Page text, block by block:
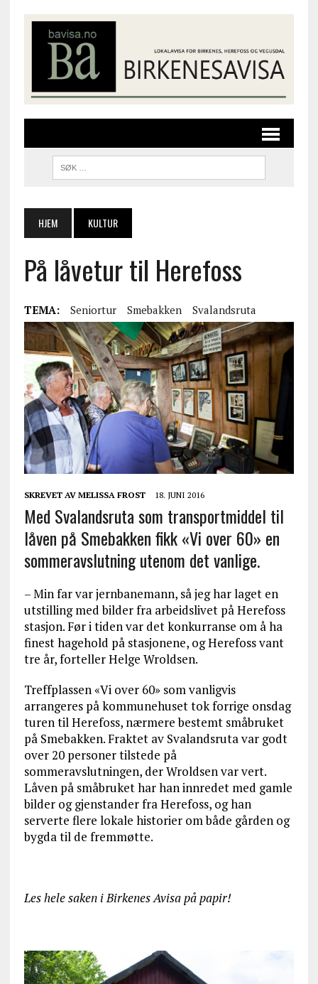
HJEM KULTUR
På låvetur til Herefoss
TEMA: Seniortur Smebakken Svalandsruta
SKREVET AV MELISSA FROST 18. JUNI 2016
Med Svalandsruta som transportmiddel til
låven på Smebakken fikk «Vi over 60» en
sommeravslutning utenom det vanlige.
– Min far var jernbanemann, så jeg har laget en
utstilling med bilder fra arbeidslivet på Herefoss
stasjon. Før i tiden var det konkurranse om å ha
finest hagehold på stasjonene, og Herefoss vant
tre år, forteller Helge Wroldsen.
Treffplassen «Vi over 60» som vanligvis
arrangeres på kommunehuset tok forrige onsdag
turen til Herefoss, nærmere bestemt småbruket
på Smebakken. Fraktet av Svalandsruta var godt
over 20 personer tilstede på
sommeravslutningen, der Wroldsen var vert.
Låven på småbruket har han innredet med gamle
bilder og gjenstander fra Herefoss, og han
serverte flere lokale historier om både gården og
bygda til de fremmøtte.
Les hele saken i Birkenes Avisa på papir!